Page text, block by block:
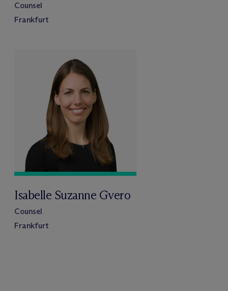
Counsel
Frankfurt
Isabelle Suzanne Gvero
Counsel
Frankfurt